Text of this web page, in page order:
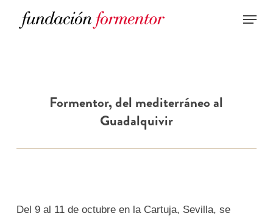
Formentor, del mediterráneo al
Guadalquivir
Del 9 al 11 de octubre en la Cartuja, Sevilla, se